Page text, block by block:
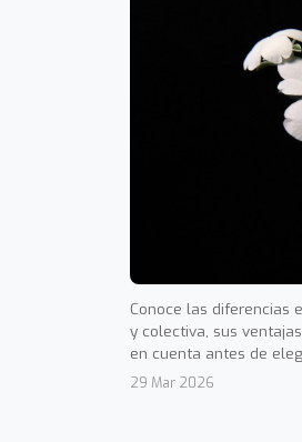
Conoce las diferencias
y colectiva, sus
en cuenta antes de
29 Mar 2026